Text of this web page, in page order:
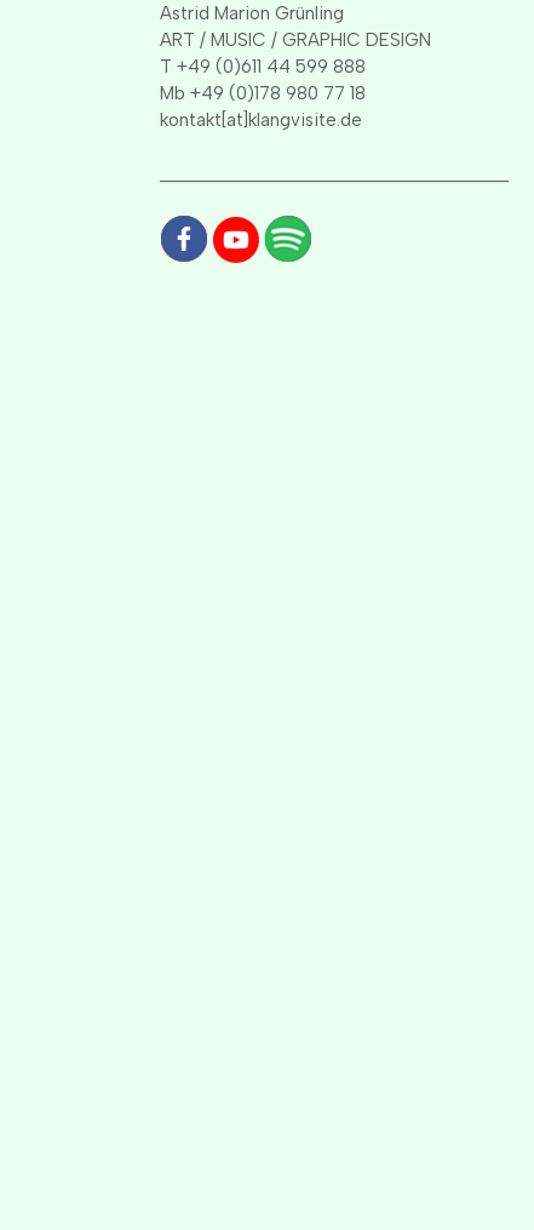
Astrid Marion Grünling
ART / MUSIC / GRAPHIC DESIGN
T +49 (0)611 44 599 888
Mb +49 (0)178 980 77 18
kontakt[at]klangvisite.de